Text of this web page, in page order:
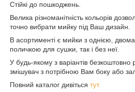
Стійкі до пошкоджень.
Велика різноманітність кольорів
точно вибрати мийку під Ваш дизайн.
В асортименті є мийки з однією,
поличкою для сушки, так і без неї.
У будь-якому з варіантів безкоштовно
змішувач з потрібною Вам боку або
Повний каталог дивіться тут.